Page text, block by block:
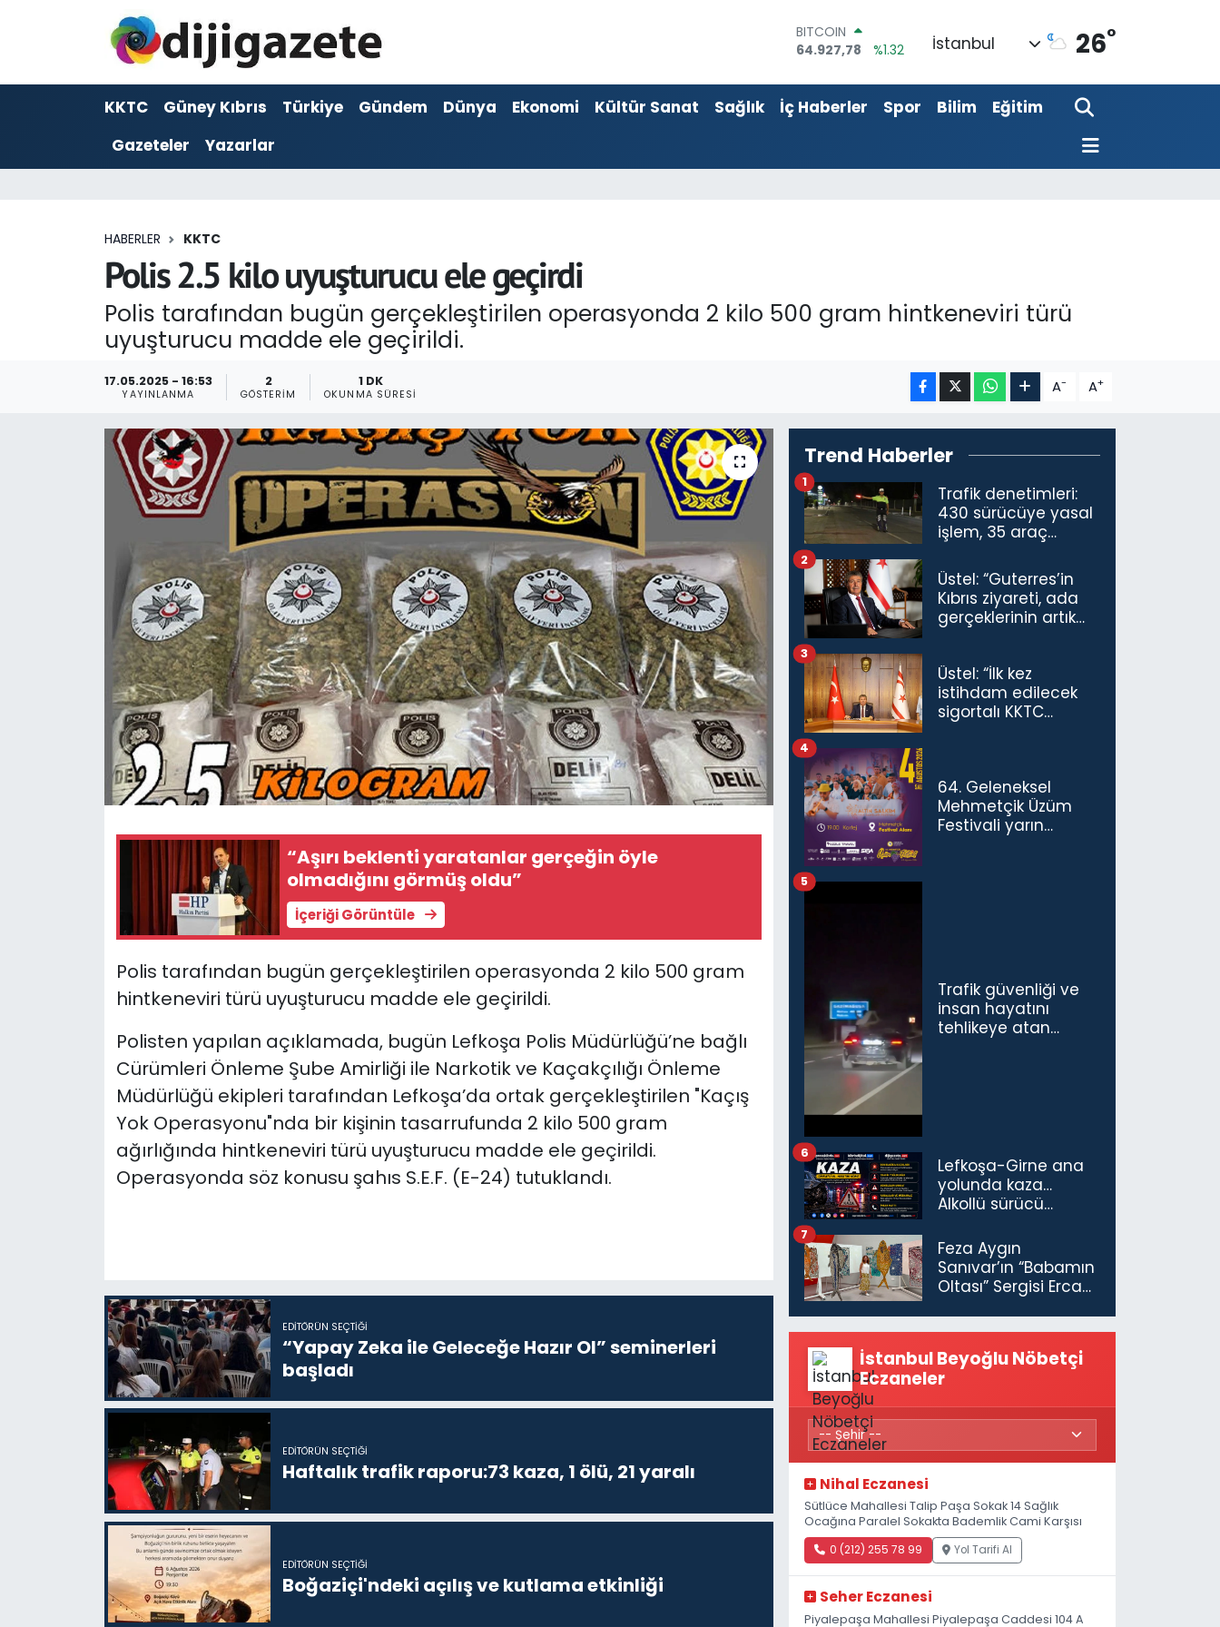
DOLAR
47,5894
%0.08
55,0398
%-0.02
STERLİN
İstanbul 26°
KKTC Güney Kıbrıs Türkiye Gündem Dünya Ekonomi Kültür Sanat Sağlık İç Haberler Spor Bilim
Eğitim
Gazeteler
Yazarlar
HABERLER KKTC
Polis 2.5 kilo uyuşturucu ele geçirdi
Polis tarafından bugün gerçekleştirilen operasyonda 2 kilo 500 gram hintkeneviri türü
uyuşturucu madde ele geçirildi.
17.05.2025 - 16:53
YAYINLANMA
2
GÖSTERIM
1 DK
OKUNMA SÜRESI A- A+
“Aşırı beklenti yaratanlar gerçeğin öyle
olmadığını görmüş oldu”
İçeriği Görüntüle
Polis tarafından bugün gerçekleştirilen operasyonda 2 kilo 500 gram
hintkeneviri türü uyuşturucu madde ele geçirildi.
Polisten yapılan açıklamada, bugün Lefkoşa Polis Müdürlüğü’ne bağlı
Cürümleri Önleme Şube Amirliği ile Narkotik ve Kaçakçılığı Önleme
Müdürlüğü ekipleri tarafından Lefkoşa’da ortak gerçekleştirilen "Kaçış
Yok Operasyonu"nda bir kişinin tasarrufunda 2 kilo 500 gram
ağırlığında hintkeneviri türü uyuşturucu madde ele geçirildi.
Operasyonda söz konusu şahıs S.E.F. (E-24) tutuklandı.
EDITÖRÜN SEÇTIĞI
“Yapay Zeka ile Geleceğe Hazır Ol” seminerleri
başladı
EDITÖRÜN SEÇTIĞI
Haftalık trafik raporu:73 kaza, 1 ölü, 21 yaralı
EDITÖRÜN SEÇTIĞI
Boğaziçi'ndeki açılış ve kutlama etkinliği
Trend Haberler
Trafik denetimleri:
430 sürücüye yasal
işlem, 35 araç
1
Üstel: “Guterres’in
Kıbrıs ziyareti, ada
gerçeklerinin artık
göstermiştir”
2
Üstel: “İlk kez
istihdam edilecek
sigortalı KKTC
3
64. Geleneksel
Mehmetçik Üzüm
Festivali yarın
4
Trafik güvenliği ve
insan hayatını
tehlikeye atan
5
Lefkoşa-Girne ana
yolunda kaza…
Alkollü sürücü
6
Feza Aygın
Sanıvar’ın “Babamın
Oltası” Sergisi Ercan
7
İstanbul Beyoğlu Nöbetçi
Eczaneler
Nihal Eczanesi
Sütlüce Mahallesi Talip Paşa Sokak 14 Sağlık
Ocağına Paralel Sokakta Bademlik Cami Karşısı
0 (212) 255 78 99 Yol Tarifi Al
Seher Eczanesi
Piyalepaşa Mahallesi Piyalepaşa Caddesi 104 A
ADVERTORIAL
Dijigazete
Foto Galeri
Gündem
Kültür Sanat
Magazin
Nöbetçi Eczaneler
Otomobil Dünyası
Politika
Video Galeri
Yazarlar
Hava Durumu
Trafik Durumu
Haber Arşivi